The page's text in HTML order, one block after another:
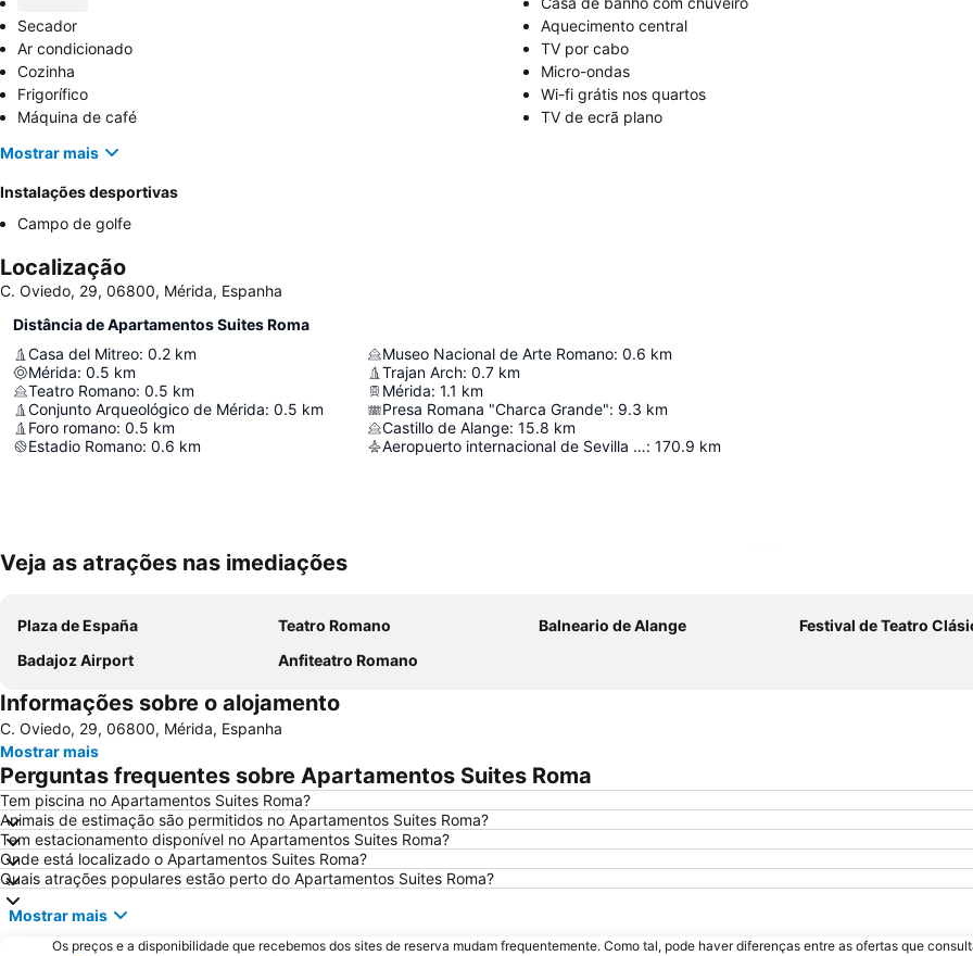
Secador
Aquecimento central
Ar condicionado
TV por cabo
Cozinha
Micro-ondas
Frigorífico
Wi-fi grátis nos quartos
Máquina de café
TV de ecrã plano
Mostrar mais
Instalações desportivas
Campo de golfe
Localização
C. Oviedo, 29, 06800, Mérida, Espanha
Distância de Apartamentos Suites Roma
Casa del Mitreo: 0.2 km
Mérida: 0.5 km
Teatro Romano: 0.5 km
Conjunto Arqueológico de Mérida: 0.5 km
Foro romano: 0.5 km
Estadio Romano: 0.6 km
Museo Nacional de Arte Romano: 0.6 km
Trajan Arch: 0.7 km
Mérida: 1.1 km
Presa Romana "Charca Grande": 9.3 km
Castillo de Alange: 15.8 km
Aeropuerto internacional de Sevilla - San Pablo: 170.9 km
Veja as atrações nas imediações
Plaza de España Teatro Romano Balneario de Alange
Festival de Teatro Clásico
Badajoz Airport
Anfiteatro Romano
Informações sobre o alojamento
C. Oviedo, 29, 06800, Mérida, Espanha
Mostrar mais
Perguntas frequentes sobre Apartamentos Suites Roma
Tem piscina no Apartamentos Suites Roma?
Animais de estimação são permitidos no Apartamentos Suites Roma?
Tem estacionamento disponível no Apartamentos Suites Roma?
Onde está localizado o Apartamentos Suites Roma?
Quais atrações populares estão perto do Apartamentos Suites Roma?
Mostrar mais
Os preços e a disponibilidade que recebemos dos sites de reserva mudam frequentemente. Como tal, pode haver diferenças entre as ofertas que